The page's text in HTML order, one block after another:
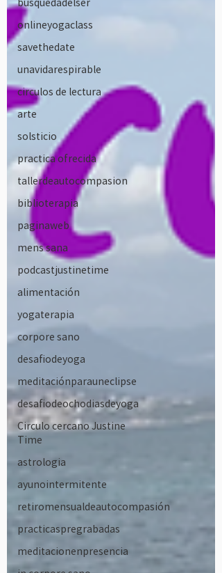
onlineyogaclass
savethedate
unavidarespirable
circulos de lectura
arte
solsticio
practica ofrecida
tallerdeautocompasion
biblioterapia
paginaweb
mens sana
podcastjustinetime
alimentación
yogaterapia
corpore sano
desafiodeyoga
meditaciónparauneclipse
desafiodeochodiasdeyoga
Circulo cercano Justine
Time
astrologia
ayunointermitente
retiromensualdeautocompasión
practicaspregrabadas
meditacionenpresencia